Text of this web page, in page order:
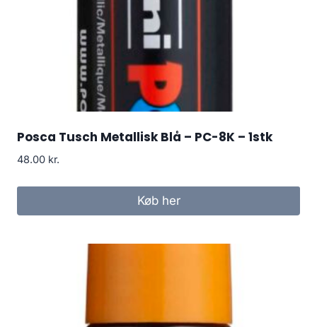
Posca Tusch Metallisk Blå – PC-8K – 1stk
48.00 kr.
Køb her